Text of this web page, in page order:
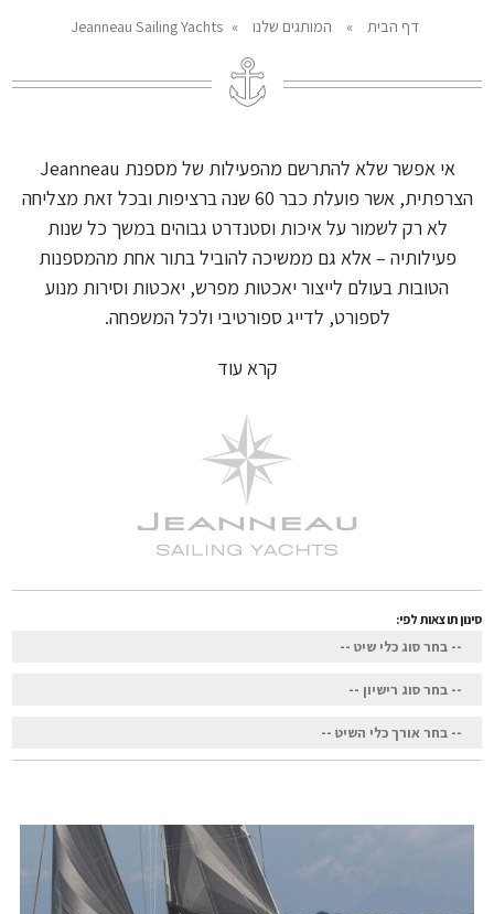
דף הבית » המותגים שלנו »
Jeanneau Sailing Yachts
אי אפשר שלא להתרשם מהפעילות של מספנת Jeanneau
הצרפתית, אשר פועלת כבר 60 שנה ברציפות ובכל זאת מצליחה
לא רק לשמור על איכות וסטנדרט גבוהים במשך כל שנות
פעילותיה – אלא גם ממשיכה להוביל בתור אחת מהמספנות
הטובות בעולם לייצור יאכטות מפרש, יאכטות וסירות מנוע
לספורט, לדייג ספורטיבי ולכל המשפחה.
קרא עוד
סינון תוצאות לפי: